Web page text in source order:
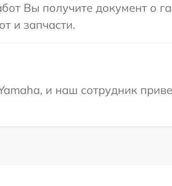
Вы получите документ о
и запчасти.
и наш сотрудник